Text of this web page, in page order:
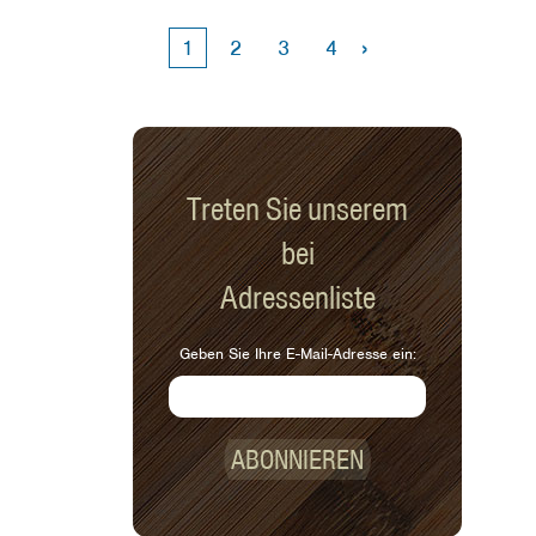
Aufräumen erfordert, ist ein Gewinn!
1 2 3 4 ›
Treten Sie unserem
bei
Adressenliste
Geben Sie Ihre E-Mail-Adresse ein:
ABONNIEREN